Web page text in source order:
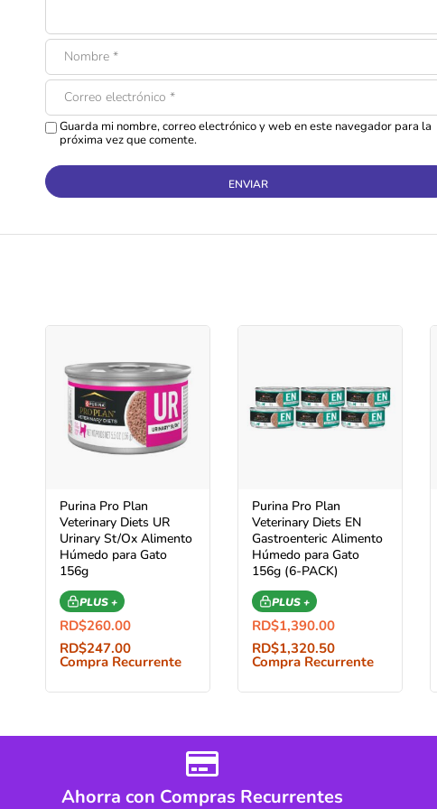
Guarda mi nombre, correo electrónico y web en este navegador para la
próxima vez que comente.
Purina Pro Plan
Veterinary Diets UR
Urinary St/Ox Alimento
Húmedo para Gato
156g
PLUS +
RD$260.00
RD$247.00
Compra Recurrente
Purina Pro Plan
Veterinary Diets EN
Gastroenteric Alimento
Húmedo para Gato
156g (6-PACK)
PLUS +
RD$1,390.00
RD$1,320.50
Compra Recurrente
Ahorra con Compras Recurrentes